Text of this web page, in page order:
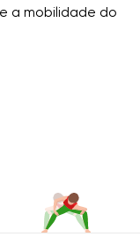
a mobilidade do